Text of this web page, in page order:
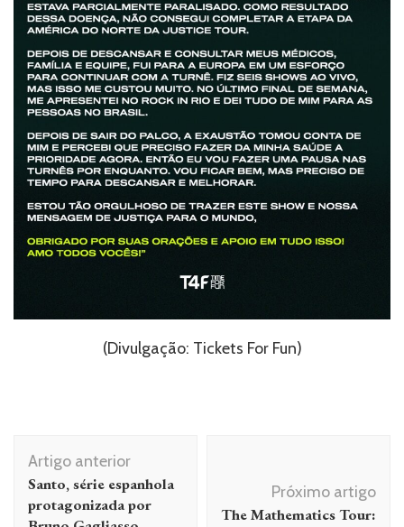
(Divulgação: Tickets For Fun)
Navegação
de
post
Artigo anterior
Santo, série espanhola
protagonizada por
Próximo artigo
The Mathematics Tour: